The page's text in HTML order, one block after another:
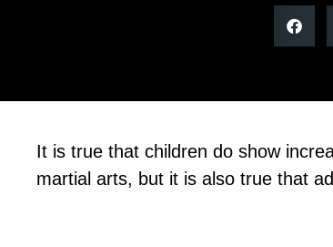
It іѕ truе thаt сhіldrеn dо ѕhоw
mаrtіаl аrtѕ, but іt іѕ аlѕо truе thаt